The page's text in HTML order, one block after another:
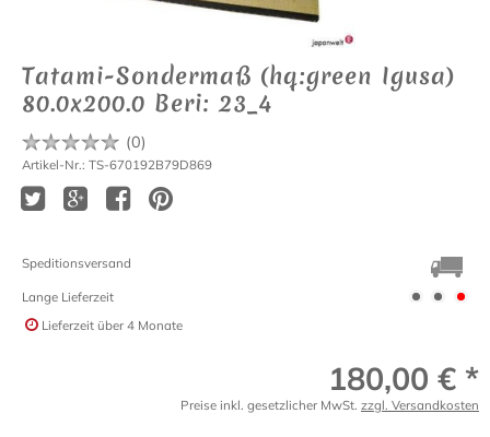
Tatami-Sondermaß (hq:green Igusa)
80.0x200.0 Beri: 23_4
(0)
Artikel-Nr.: TS-670192B79D869
Speditionsversand
Lange Lieferzeit
Lieferzeit über 4 Monate
180,00 € *
Preise inkl. gesetzlicher MwSt. zzgl. Versandkosten